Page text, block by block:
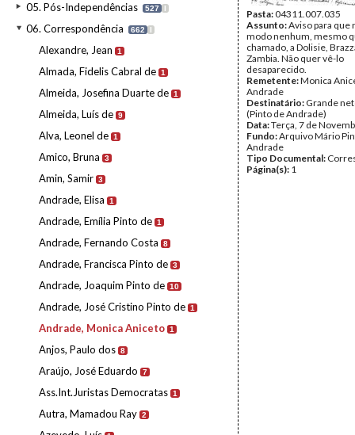
05. Pós-Independências 527 I
06. Correspondência 662 I
Alexandre, Jean 1
Almada, Fidelis Cabral de 1
Almeida, Josefina Duarte de 1
Almeida, Luís de 9
Alva, Leonel de 1
Amico, Bruna 3
Amin, Samir 3
Andrade, Elisa 1
Andrade, Emília Pinto de 1
Andrade, Fernando Costa 8
Andrade, Francisca Pinto de 3
Andrade, Joaquim Pinto de 10
Andrade, José Cristino Pinto de 1
Andrade, Monica Aniceto 1
Anjos, Paulo dos 8
Araújo, José Eduardo 7
Ass.Int.Juristas Democratas 1
Autra, Mamadou Ray 2
Pasta:04311.007.035
Assunto:Aviso para que
modo nenhum, mesmo
chamado, a Dolisie,
Zambia. Não quer vê-lo
desaparecido.
Remetente:Monica
Andrade
Destinatário: Grande
(Pinto de Andrade)
Data:Terça, 7 de
Fundo:Arquivo Mário
Andrade
Tipo Documental:
Página(s): 1